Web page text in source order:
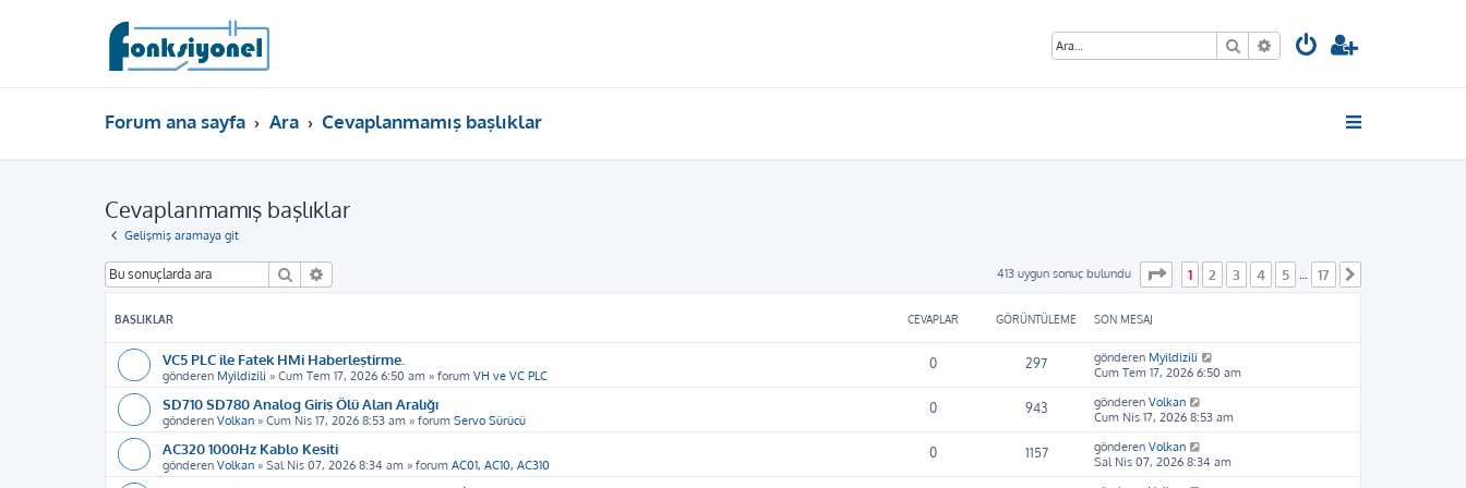
Ara Gelişmiş arama
Forum ana sayfa Ara Cevaplanmamış başlıklar
Cevaplanmamış başlıklar
Gelişmiş aramaya git
Ara 413 uygun sonuç bulundu . sayfa (Toplam 17sayfa)
1 2 3 4 5 17
BAŞLIKLAR CEVAPLAR GÖRÜNTÜLEME SON MESAJ
VC5 PLC ile Fatek HMi Haberleştirme.
gönderen Myildizili » Cum Tem 17, 2026 6:50 am » forum VH ve VC PLC
0 297 gönderen Myildizili
Cum Tem 17, 2026 6:50 am
SD710 SD780 Analog Giriş Ölü Alan Aralığı
gönderen Volkan » Cum Nis 17, 2026 8:53 am » forum Servo Sürücü
0 943 gönderen Volkan
Cum Nis 17, 2026 8:53 am
AC320 1000Hz Kablo Kesiti
gönderen Volkan » Sal Nis 07, 2026 8:34 am » forum AC01, AC10, AC310
0 1157 gönderen Volkan
Sal Nis 07, 2026 8:34 am